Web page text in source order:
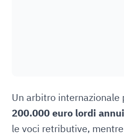
Un arbitro internazionale
200.000 euro lordi annui
le voci retributive,